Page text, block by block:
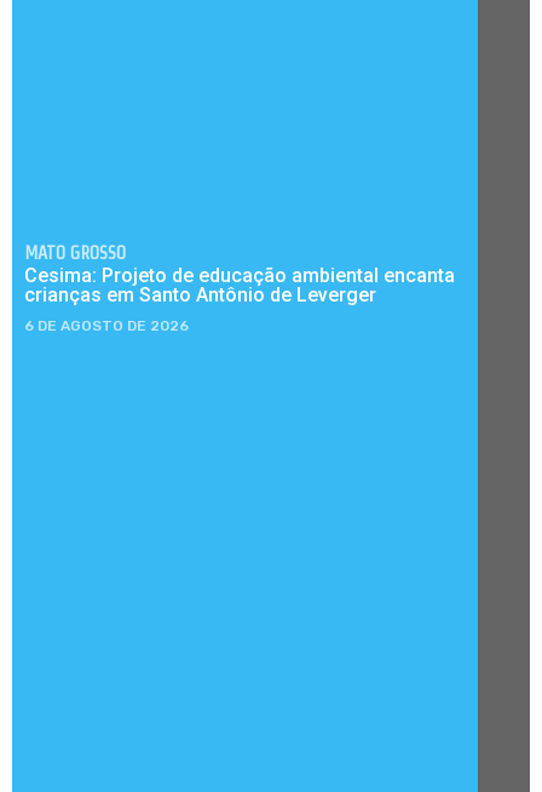
MATO GROSSO
Cesima: Projeto de educação ambiental encanta
crianças em Santo Antônio de Leverger
6 DE AGOSTO DE 2026